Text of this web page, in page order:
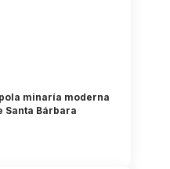
minaría moderna
Santa Bárbara